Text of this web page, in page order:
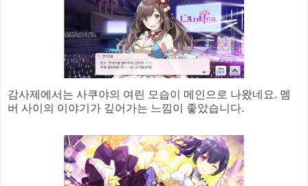
감사제에서는 사쿠야의 여린 모습이 메인으로 나왔네요. 멤
버 사이의 이야기가 깊어가는 느낌이 좋았습니다.